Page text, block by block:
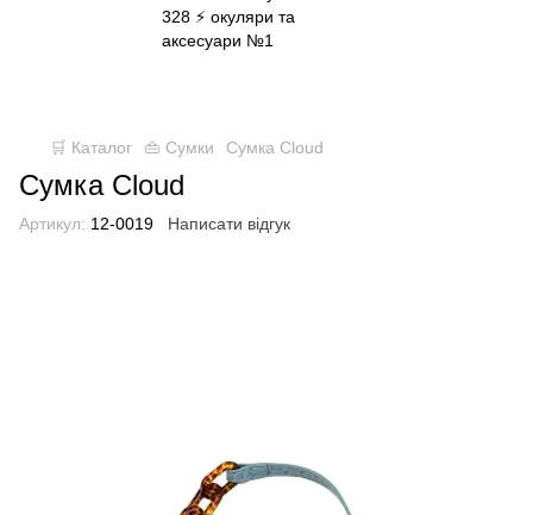
🛒 Каталог 👜 Сумки Сумка Cloud
Сумка Cloud
Артикул: 12-0019 Написати відгук